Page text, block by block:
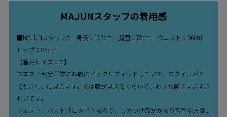
MAJUNスタッフの着用感
■MAJUNスタッフA 身長：163cm 胸囲：78cm ウエスト：66cm
ヒップ：85cm
【着用サイズ：M】
ウエスト部分が常にお腹にピッタリフィットしていて、スタイルがと
てもきれいに見えます。丈は膝が見えるくらいで、わきも開きすぎずき
れいです。
ウエスト、バスト共にタイトなので、しめつけ感がかなり苦手な方はL